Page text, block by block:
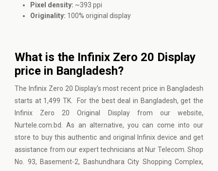
Pixel density: ~393 ppi
Originality: 100% original display
What is the Infinix Zero 20 Display
price in Bangladesh?
The Infinix Zero 20 Display's most recent price in Bangladesh
starts at 1,499 TK. For the best deal in Bangladesh, get the
Infinix Zero 20 Original Display from our website,
Nurtele.com.bd. As an alternative, you can come into our
store to buy this authentic and original Infinix device and get
assistance from our expert technicians at Nur Telecom. Shop
No. 93, Basement-2, Bashundhara City Shopping Complex,